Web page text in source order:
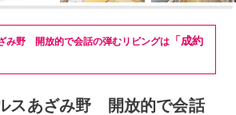
み野 開放的で会話の弾むリビングは 「成約
スあざみ野 開放的で会話